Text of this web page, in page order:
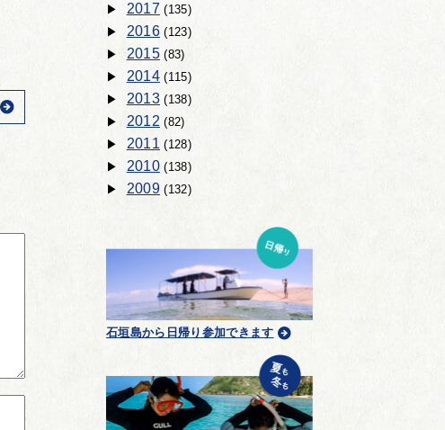
2017 (135)
2016(123)
2015(83)
2014(115)
2013(138)
2012(82)
2011(128)
2010(138)
2009(132)
石垣島から日帰り参加できます